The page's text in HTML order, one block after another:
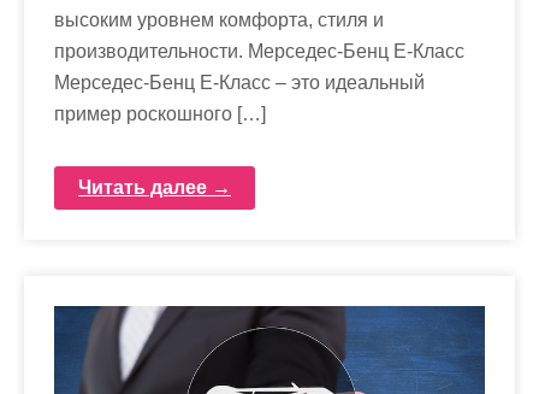
высоким уровнем комфорта, стиля и
производительности. Мерседес-Бенц E-Класс
Мерседес-Бенц E-Класс – это идеальный
пример роскошного […]
Читать далее →